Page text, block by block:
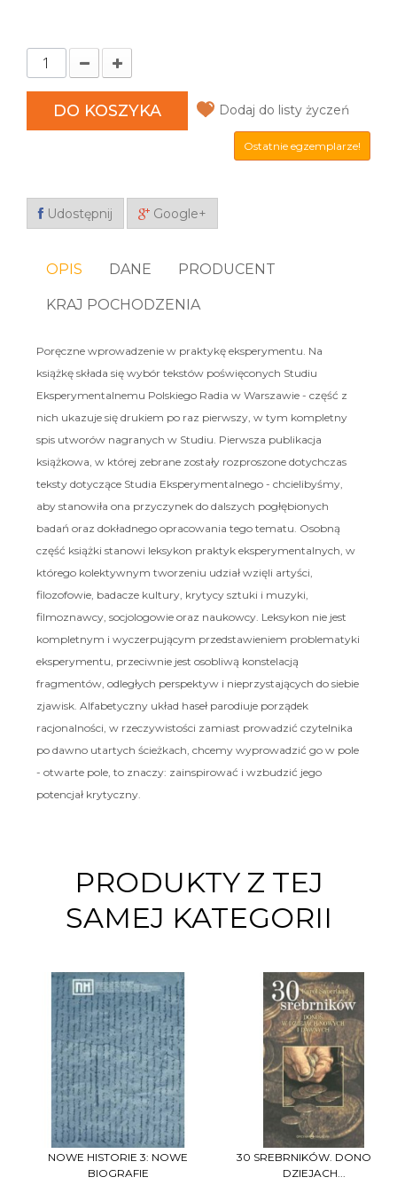
DO KOSZYKA Dodaj do listy życzeń
Ostatnie egzemplarze!
Udostępnij Google+
OPIS DANE PRODUCENT
KRAJ POCHODZENIA
Poręczne wprowadzenie w praktykę eksperymentu. Na
książkę składa się wybór tekstów poświęconych Studiu
Eksperymentalnemu Polskiego Radia w Warszawie - część z
nich ukazuje się drukiem po raz pierwszy, w tym kompletny
spis utworów nagranych w Studiu. Pierwsza publikacja
książkowa, w której zebrane zostały rozproszone dotychczas
teksty dotyczące Studia Eksperymentalnego - chcielibyśmy,
aby stanowiła ona przyczynek do dalszych pogłębionych
badań oraz dokładnego opracowania tego tematu. Osobną
część książki stanowi leksykon praktyk eksperymentalnych, w
którego kolektywnym tworzeniu udział wzięli artyści,
filozofowie, badacze kultury, krytycy sztuki i muzyki,
filmoznawcy, socjologowie oraz naukowcy. Leksykon nie jest
kompletnym i wyczerpującym przedstawieniem problematyki
eksperymentu, przeciwnie jest osobliwą konstelacją
fragmentów, odległych perspektyw i nieprzystających do siebie
zjawisk. Alfabetyczny układ haseł parodiuje porządek
racjonalności, w rzeczywistości zamiast prowadzić czytelnika
po dawno utartych ścieżkach, chcemy wyprowadzić go w pole
- otwarte pole, to znaczy: zainspirować i wzbudzić jego
potencjał krytyczny.
PRODUKTY Z TEJ
SAMEJ KATEGORII
NOWE HISTORIE 3: NOWE
BIOGRAFIE
30 SREBRNIKÓW. DONOS W
DZIEJACH...